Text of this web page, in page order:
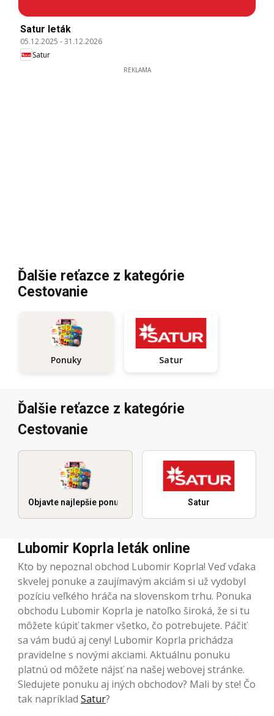
Satur leták
05.12.2025 -31.12.2026
Satur
REKLAMA
Ďalšie reťazce z kategórie
Cestovanie
Ponuky Satur
Ďalšie reťazce z kategórie
Cestovanie
Objavte najlepšie ponuky Satur
Lubomir Koprla leták online
Kto by nepoznal obchod Lubomir Koprla! Veď vďaka
skvelej ponuke a zaujímavým akciám si už vydobyl
pozíciu veľkého hráča na slovenskom trhu. Ponuka
obchodu Lubomir Koprla je natoľko široká, že si tu
môžete kúpiť takmer všetko, čo potrebujete. Páčiť
sa vám budú aj ceny! Lubomir Koprla prichádza
pravidelne s novými akciami. Aktuálnu ponuku
platnú od môžete nájsť na našej webovej stránke.
Sledujete ponuku aj iných obchodov? Mali by ste! Čo
tak napríklad Satur?